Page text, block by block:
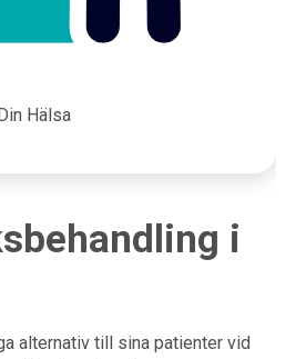
Hälsa
i
alternativ till sina patienter vid